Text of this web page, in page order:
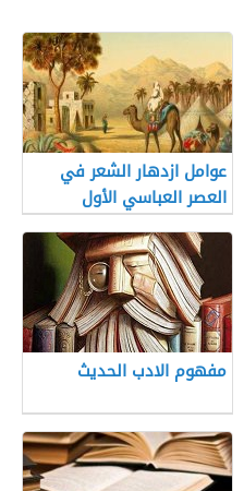
عوامل ازدهار الشعر في
العصر العباسي الأول
مفهوم الادب الحديث